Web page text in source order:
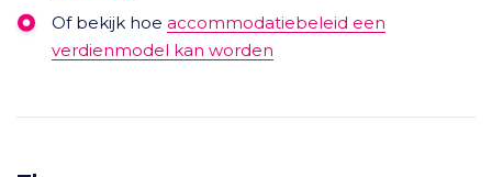
Of bekijk hoe accommodatiebeleid een
verdienmodel kan worden